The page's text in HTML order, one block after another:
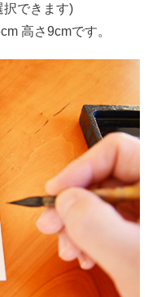
択できます)
高さ9cmです。